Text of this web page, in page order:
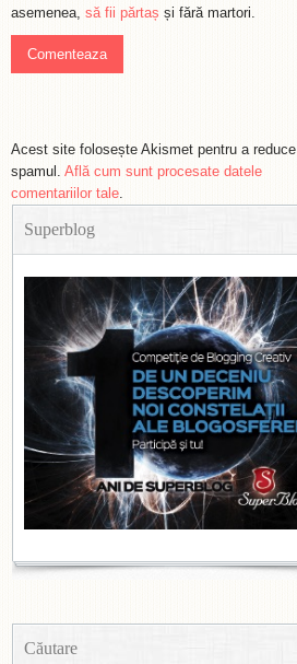
asemenea, să fii părtaș și fără martori.
Acest site folosește Akismet pentru a reduce
spamul. Află cum sunt procesate datele
comentariilor tale.
Superblog
Căutare